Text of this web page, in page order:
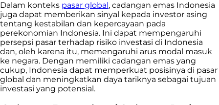
Dalam konteks pasar global, cadangan emas Indonesia
juga dapat memberikan sinyal kepada investor asing
tentang kestabilan dan kepercayaan pada
perekonomian Indonesia. Ini dapat mempengaruhi
persepsi pasar terhadap risiko investasi di Indonesia
dan, oleh karena itu, memengaruhi arus modal masuk
ke negara. Dengan memiliki cadangan emas yang
cukup, Indonesia dapat memperkuat posisinya di pasar
global dan meningkatkan daya tariknya sebagai tujuan
investasi yang potensial.